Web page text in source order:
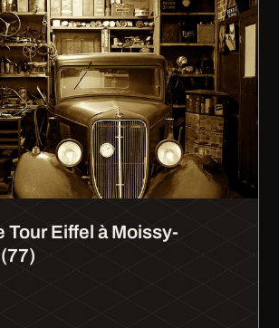
Tour Eiffel à Moissy-